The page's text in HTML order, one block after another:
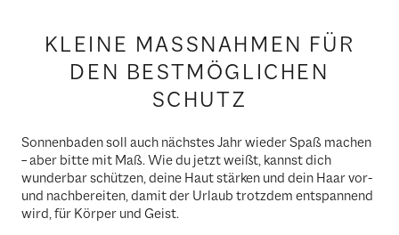
KLEINE MASSNAHMEN FÜR D
EN BESTMÖGLICHEN S
CHUTZ
Sonnenbaden soll auch nächstes Jahr wieder Spaß machen
– aber bitte mit Maß. Wie du jetzt weißt, kannst dich
wunderbar schützen, deine Haut stärken und dein Haar vor-
und nachbereiten, damit der Urlaub trotzdem entspannend
wird, für Körper und Geist.